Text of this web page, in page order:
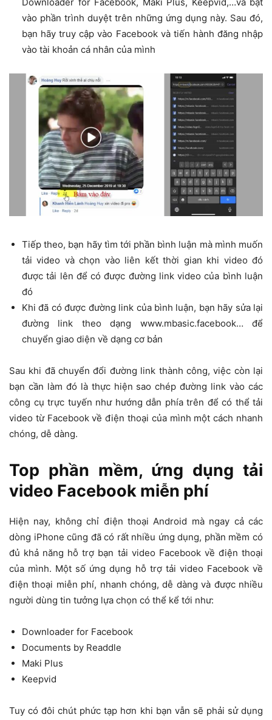
vào phần trình duyệt trên những ứng dụng này. Sau đó,
bạn hãy truy cập vào Facebook và tiến hành đăng nhập
vào tài khoản cá nhân của mình
Tiếp theo, bạn hãy tìm tới phần bình luận mà mình muốn
tải video và chọn vào liên kết thời gian khi video đó
được tải lên để có được đường link video của bình luận
đó
Khi đã có được đường link của bình luận, bạn hãy sửa lại
đường link theo dạng www.mbasic.facebook… để
chuyển giao diện về dạng cơ bản
Sau khi đã chuyển đổi đường link thành công, việc còn lại
bạn cần làm đó là thực hiện sao chép đường link vào các
công cụ trực tuyến như hướng dẫn phía trên để có thể tải
video từ Facebook về điện thoại của mình một cách nhanh
chóng, dễ dàng.
Top phần mềm, ứng dụng tải
video Facebook miễn phí
Hiện nay, không chỉ điện thoại Android mà ngay cả các
dòng iPhone cũng đã có rất nhiều ứng dụng, phần mềm có
đủ khả năng hỗ trợ bạn tải video Facebook về điện thoại
của mình. Một số ứng dụng hỗ trợ tải video Facebook về
điện thoại miễn phí, nhanh chóng, dễ dàng và được nhiều
người dùng tin tưởng lựa chọn có thể kể tới như:
Downloader for Facebook
Documents by Readdle
Maki Plus
Keepvid
Tuy có đôi chút phức tạp hơn khi bạn vẫn sẽ phải sử dụng